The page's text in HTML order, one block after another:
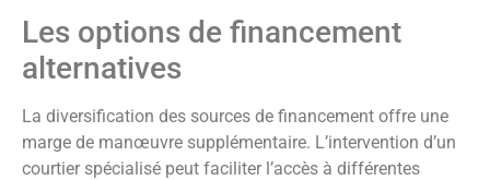
Les options de financement
alternatives
La diversification des sources de financement offre une
marge de manœuvre supplémentaire. L’intervention d’un
courtier spécialisé peut faciliter l’accès à différentes